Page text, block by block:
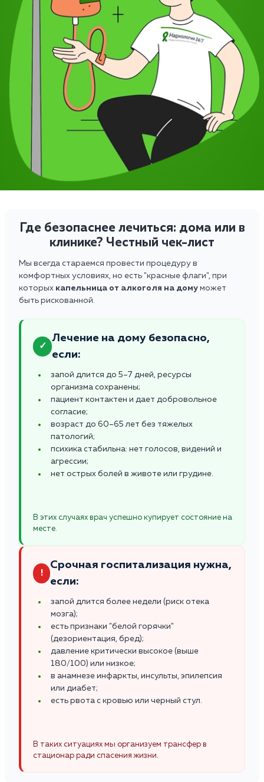
Где безопаснее лечиться: дома или в
клинике? Честный чек-лист
Мы всегда стараемся провести процедуру в
комфортных условиях, но есть "красные флаги", при
которых капельница от алкоголя на дому может
быть рискованной.
✓
Лечение на дому безопасно,
если:
запой длится до 5–7 дней, ресурсы
организма сохранены;
пациент контактен и дает добровольное
согласие;
возраст до 60–65 лет без тяжелых
патологий;
психика стабильна: нет голосов, видений и
агрессии;
нет острых болей в животе или грудине.
В этих случаях врач успешно купирует состояние на
месте.
!
Срочная госпитализация нужна,
если:
запой длится более недели (риск отека
мозга);
есть признаки "белой горячки"
(дезориентация, бред);
давление критически высокое (выше
180/100) или низкое;
в анамнезе инфаркты, инсульты, эпилепсия
или диабет;
есть рвота с кровью или черный стул.
В таких ситуациях мы организуем трансфер в
стационар ради спасения жизни.